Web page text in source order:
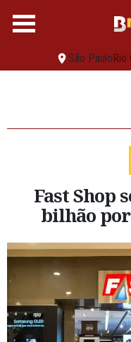
São PauloRio
Fast Shop
bilhão